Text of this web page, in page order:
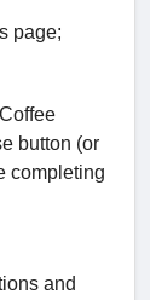
page;
button (or
completing
and